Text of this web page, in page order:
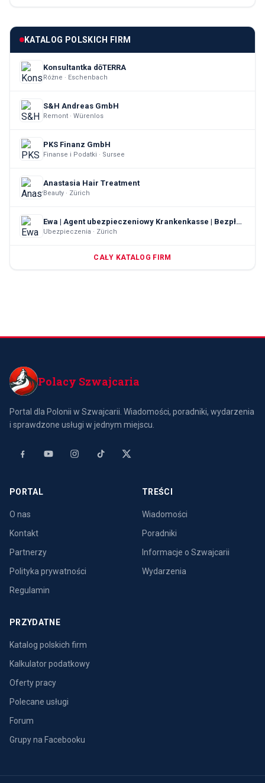
KATALOG POLSKICH FIRM
Konsultantka dōTERRA
Różne · Eschenbach
S&H Andreas GmbH
Remont · Würenlos
PKS Finanz GmbH
Finanse i Podatki · Sursee
Anastasia Hair Treatment
Beauty · Zürich
Ewa | Agent ubezpieczeniowy Krankenkasse | Bezpłatne konsultacje i wsparcie posprzedażowe
Ubezpieczenia · Zürich
CAŁY KATALOG FIRM
Polacy Szwajcaria
Portal dla Polonii w Szwajcarii. Wiadomości, poradniki, wydarzenia
i sprawdzone usługi w jednym miejscu.
PORTAL
O nas
Kontakt
Partnerzy
Polityka prywatności
Regulamin
TREŚCI
Wiadomości
Poradniki
Informacje o Szwajcarii
Wydarzenia
PRZYDATNE
Katalog polskich firm
Kalkulator podatkowy
Oferty pracy
Polecane usługi
Forum
Grupy na Facebooku